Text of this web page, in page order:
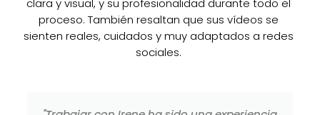
clara y visual, y su profesionalidad durante todo el
proceso. También resaltan que sus vídeos se
sienten reales, cuidados y muy adaptados a redes
sociales.